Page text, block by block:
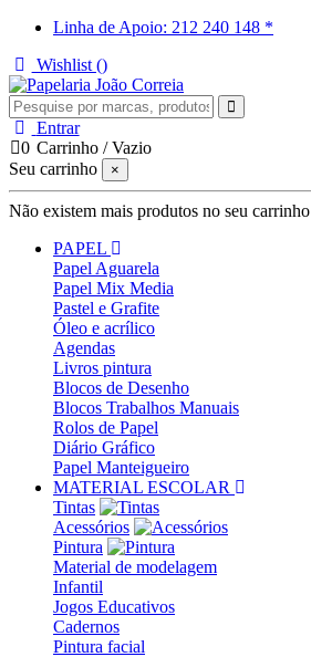
Linha de Apoio: 212 240 148 *
Wishlist ()
Entrar
0 Carrinho /Vazio
Seu carrinho
×
Não existem mais produtos no seu carrinho
PAPEL
Papel Aguarela
Papel Mix Media
Pastel e Grafite
Óleo e acrílico
Agendas
Livros pintura
Blocos de Desenho
Blocos Trabalhos Manuais
Rolos de Papel
Diário Gráfico
Papel Manteigueiro
MATERIAL ESCOLAR
Tintas
Acessórios
Pintura
Material de modelagem
Infantil
Jogos Educativos
Cadernos
Pintura facial